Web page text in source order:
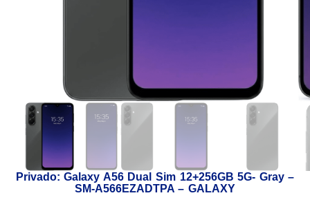
Privado: Galaxy A56 Dual Sim 12+256GB 5G- Gray –
SM-A566EZADTPA – GALAXY